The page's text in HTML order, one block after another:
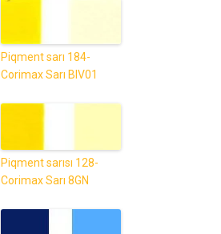
Piqment sarı 184-
Corimax Sarı BIV01
Piqment sarısı 128-
Corimax Sarı 8GN